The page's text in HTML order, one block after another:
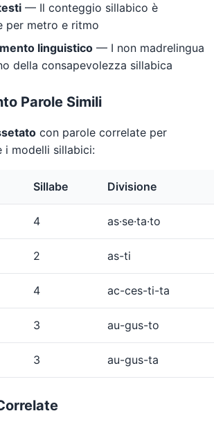
— Il conteggio sillabico è
per metro e ritmo
linguistico — I non madrelingua
della consapevolezza sillabica
Parole Simili
con parole correlate per
i modelli sillabici:
Sillabe Divisione
4 as·se·ta·to
2 as-ti
4 ac-ces-ti-ta
3 au-gus-to
3 au-gus-ta